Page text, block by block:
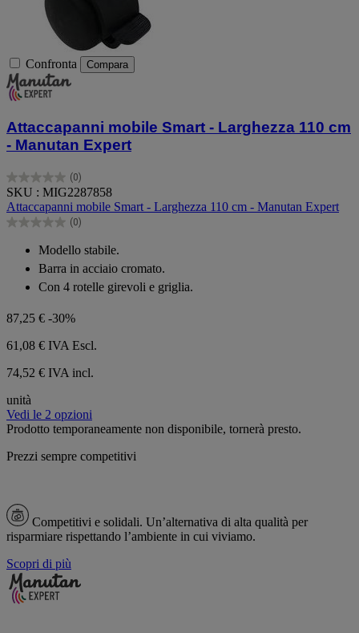
Confronta Compara
Attaccapanni mobile Smart - Larghezza 110 cm
- Manutan Expert
(0)
0.0
su
5
stelle.
SKU : MIG2287858
Attaccapanni mobile Smart - Larghezza 110 cm - Manutan Expert
(0)
0.0
stelle.
Modello stabile.
Barra in acciaio cromato.
Con 4 rotelle girevoli e griglia.
87,25 € -30%
61,08 € IVA Escl.
74,52 € IVA incl.
unità
Vedi le 2 opzioni
Prodotto temporaneamente non disponibile, tornerà presto.
Prezzi sempre competitivi
Competitivi e solidali. Un’alternativa di alta qualità per
risparmiare rispettando l’ambiente in cui viviamo.
Scopri di più